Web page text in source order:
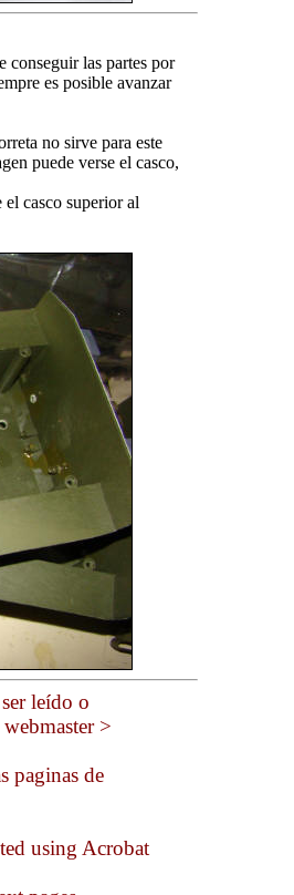
conseguir las partes por
es posible avanzar
no sirve para este
puede verse el casco,
casco superior al
leído o
>
paginas de
using Acrobat